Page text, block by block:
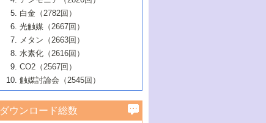
ガス浄化触媒の開発
B号 第123回触媒討論会（2019年・大阪
媒技術
B号 第119回触媒討論会（2017年・首都
大学東京）
4号 触媒研究の最先端～とびたて若き研究
者たち～（2）
5号 触媒研究の最先端～とびたて若き研究
者たち～（3）
6号 イオニクス材料と燃料電池・電解合成
の最新の研究動向
B号 第117回触媒討論会（2016年・大阪府
立大学）
4号 コアシェル構造の制御による触媒機能
5号 工業触媒およびその周辺技術の最近の
進歩
6号 ナノシート
B号 第115回触媒討論会（2015年・成蹊大
開発動向
4号 人工光合成に向けた近年のアプローチ
5号 未利用熱エネルギーの有効活用に貢献
する触媒技術
6号 ポリオキソメタレート
B号 第113回触媒討論会（2014年・ロワジ
ールホテル豊橋）
3号 天然ガスの化学工業的展開に関する触
媒技術
4号 貴金属触媒の精密構造制御とその活用
5号 バイオマス化成品製造のための固体触
6号 ナノ空間─吸着状態解析から新機能開拓
B号 第111回触媒討論会（2013年・関西大
2号 第109回触媒討論会
3号 貴金属低減技術の最新動向
4号 貴金属代替技術の最新動向
5号 光触媒による物質変換反応の新展開
6号 グラフェン
7号 水素を利用する化成品合成の新潮流
1号 金属学から見る合金触媒の新展開
2号 第107回触媒討論会
3号 触媒のその場観察法の進歩（１）
4号 触媒のその場観察法の進歩（２）
5号 不活性結合の触媒的活性化による有機
合成
6号 新しい固体酸触媒技術
7号 ゼオライト合成における最近の進歩
▼52巻（2010年）
1号 触媒の劣化対策と長寿命触媒開発
2号 第105回触媒討論会
3号 ナノ構造が拓く新機能
4号 活性サイトおよびその環境の精密な設
計による触媒の高機能化
5号 触媒を有効に使うための技術
1号 炭素材料－熱い注目を集める材料－
2号 第103回触媒討論会
3号 環境浄化用光触媒の現状と課題
4号 水素社会の実現に向けた水素製造・貯
蔵技術の進歩
5号 CO が関わる触媒・材料
▼50巻（2008年）
1号 触媒化学と学会のこの10年，半世紀，
そして未来
2号 第101回触媒討論会
4号 錯体を利用したユニークな表面構造の
▼49巻（2007年）
1号 含フッ素化合物の合成と触媒
2号 第99回触媒討論会
3号 実用的ファインケミカル合成プロセス
▼48巻（2006年）
1号 固体酸触媒の最近の進歩
2号 第97回触媒討論会
1号 最近の触媒担体とその効果
▼46巻（2004年）
白金（2782回）
光触媒（2667回）
メタン（2663回）
水素化（2616回）
CO2（2567回）
触媒討論会（2545回）
ダウンロード総数